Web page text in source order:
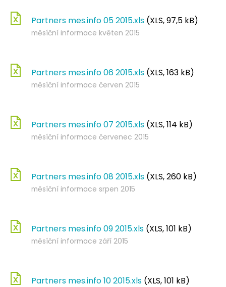
Partners mes.info 05 2015.xls (XLS, 97,5 kB)
měsíční informace květen 2015
Partners mes.info 06 2015.xls (XLS, 163 kB)
měsíční informace červen 2015
Partners mes.info 07 2015.xls (XLS, 114 kB)
měsíční informace červenec 2015
Partners mes.info 08 2015.xls (XLS, 260 kB)
měsíční informace srpen 2015
Partners mes.info 09 2015.xls (XLS, 101 kB)
měsíční informace září 2015
Partners mes.info 10 2015.xls (XLS, 101 kB)